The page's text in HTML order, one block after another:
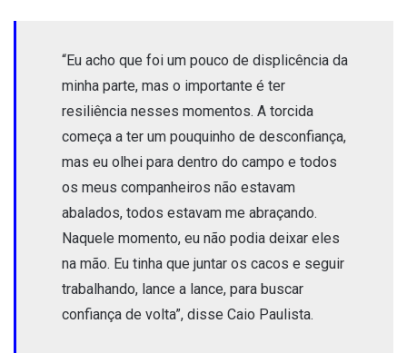
“Eu acho que foi um pouco de displicência da
minha parte, mas o importante é ter
resiliência nesses momentos. A torcida
começa a ter um pouquinho de desconfiança,
mas eu olhei para dentro do campo e todos
os meus companheiros não estavam
abalados, todos estavam me abraçando.
Naquele momento, eu não podia deixar eles
na mão. Eu tinha que juntar os cacos e seguir
trabalhando, lance a lance, para buscar
confiança de volta”, disse Caio Paulista.